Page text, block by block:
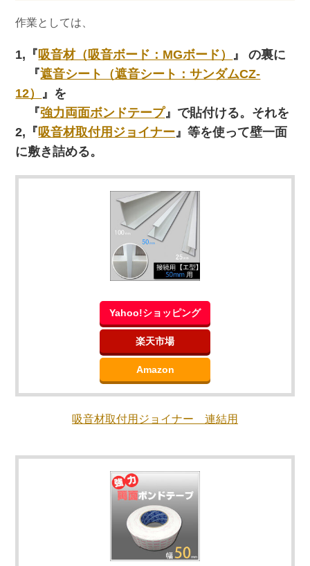
作業としては、
1,『吸音材（吸音ボード：MGボード） 』 の裏に
『遮音シート（遮音シート：サンダムCZ-
12） 』を
『強力両面ボンドテープ』で貼付ける。それを
2,『吸音材取付用ジョイナー』等を使って壁一面
に敷き詰める。
Yahoo!ショッピング
楽天市場
Amazon
吸音材取付用ジョイナー 連結用